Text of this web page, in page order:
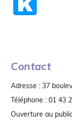
Contact
Adresse : 37
Téléphone : 01 43
Ouverture au